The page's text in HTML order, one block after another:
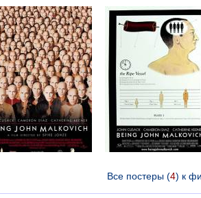
Все постеры (4) к